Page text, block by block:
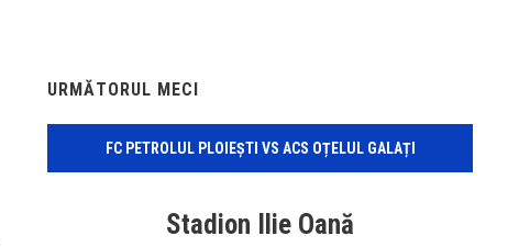
URMĂTORUL MECI
FC PETROLUL PLOIEȘTI VS ACS OȚELUL GALAȚI
Stadion Ilie Oană